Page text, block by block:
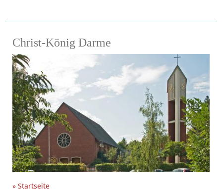
Christ-König Darme
» Startseite